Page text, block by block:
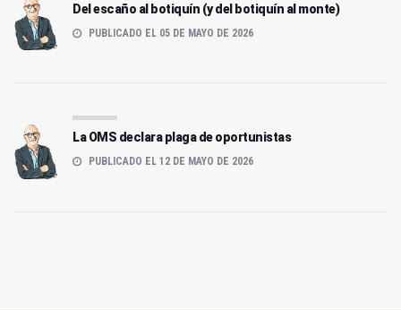
Del escaño al botiquín (y del botiquín al monte)
PUBLICADO EL 05 DE MAYO DE 2026
La OMS declara plaga de oportunistas
PUBLICADO EL 12 DE MAYO DE 2026